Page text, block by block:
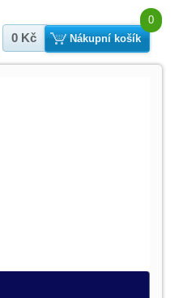
Hledat
0 Kč
0
Nákupní košík